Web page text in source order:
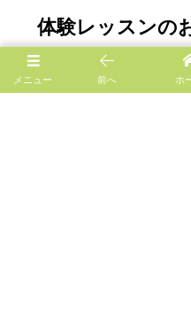
体験レッスンの
手ぶらで参加OKの無料体
メニュー 前へ ホ